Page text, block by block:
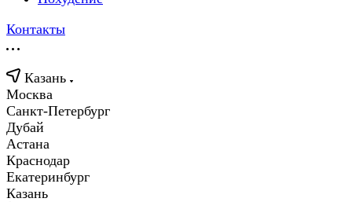
Контакты
Казань
Москва
Санкт-Петербург
Дубай
Астана
Краснодар
Екатеринбург
Казань